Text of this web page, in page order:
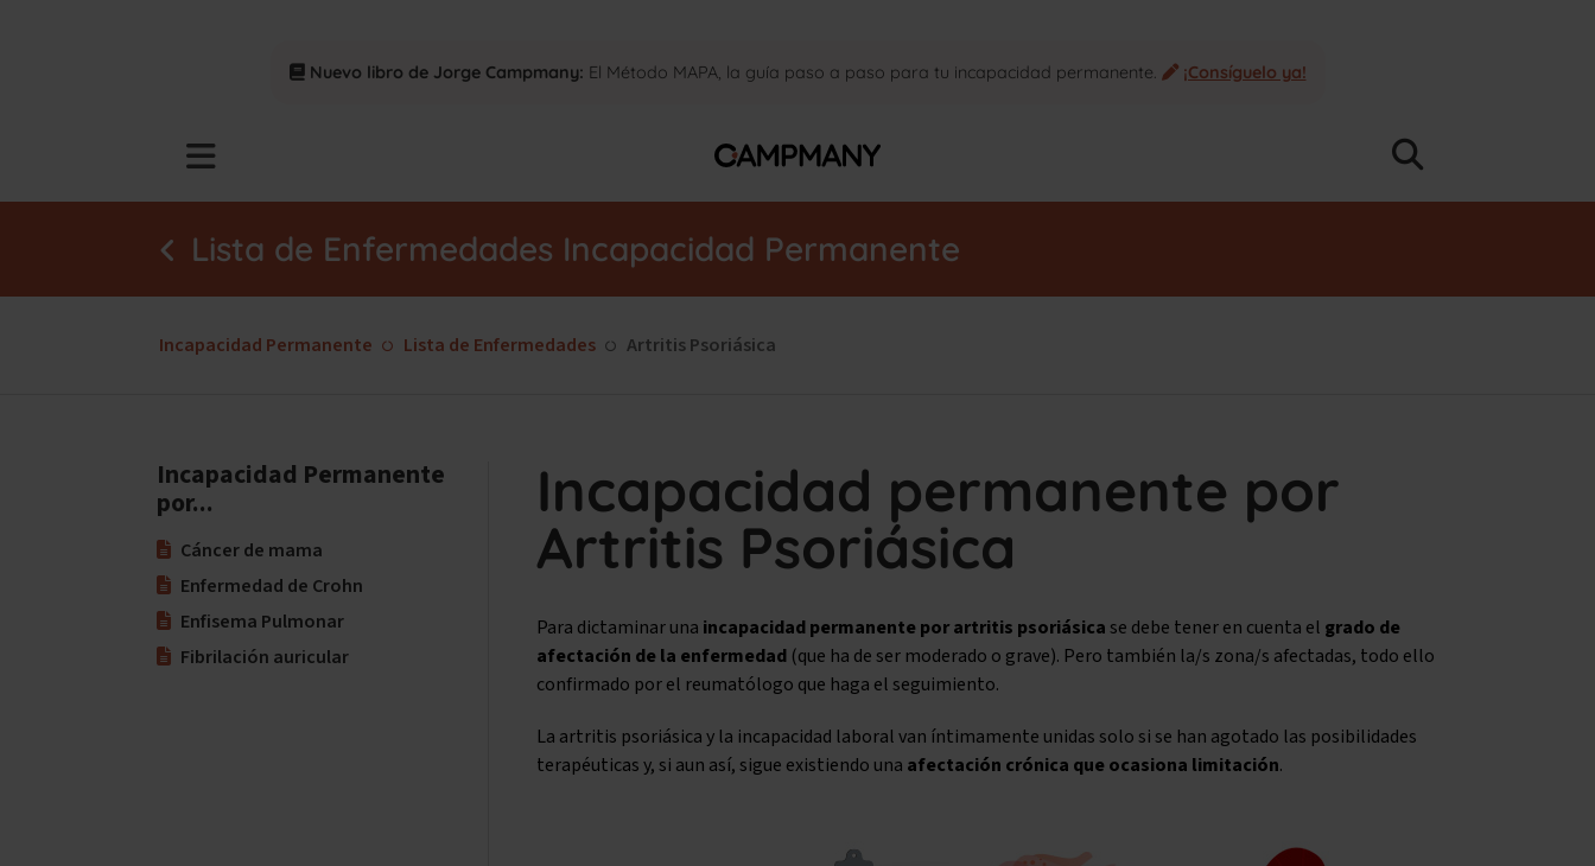
Nuevo libro de Jorge Campmany: El Método MAPA, la guía paso a paso para tu incapacidad permanente. ¡Consíguelo ya!
Lista de Enfermedades Incapacidad Permanente
Incapacidad Permanente Lista de Enfermedades Artritis Psoriásica
Incapacidad permanente por
Artritis Psoriásica
Para dictaminar una incapacidad permanente por artritis psoriásicase debe tener en cuenta el grado de
afectación de la enfermedad (que ha de ser moderado o grave). Pero también la/s zona/s afectadas, todo ello
confirmado por el reumatólogo que haga el seguimiento.
La artritis psoriásica y la incapacidad laboral van íntimamente unidas solo si se han agotado las posibilidades
terapéuticas y, si aun así, sigue existiendo una afectación crónica que ocasiona limitación.
Incapacidad Permanente
por...
Cáncer de mama
Enfermedad de Crohn
Enfisema Pulmonar
Fibrilación auricular